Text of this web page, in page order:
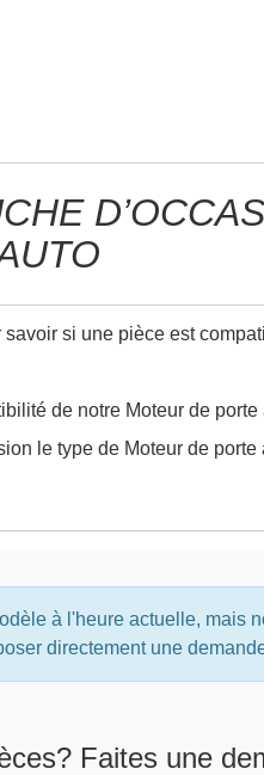
si une pièce est
de notre Moteur de
le type de Moteur de
à l'heure actuelle, mais
directement une
Faites une